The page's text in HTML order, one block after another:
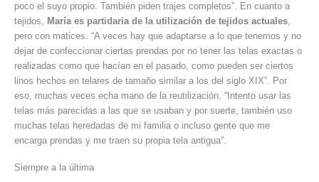
poco el suyo propio. También piden trajes completos”. En cuanto a
tejidos, María es partidaria de la utilización de tejidos actuales,
pero con matices. “A veces hay que adaptarse a lo que tenemos y no
dejar de confeccionar ciertas prendas por no tener las telas exactas o
realizadas como que hacían en el pasado, como pueden ser ciertos
linos hechos en telares de tamaño similar a los del siglo XIX”. Por
eso, muchas veces echa mano de la reutilización. “Intento usar las
telas más parecidas a las que se usaban y por suerte, también uso
muchas telas heredadas de mi familia o incluso gente que me
encarga prendas y me traen su propia tela antigua”.
Siempre a la última